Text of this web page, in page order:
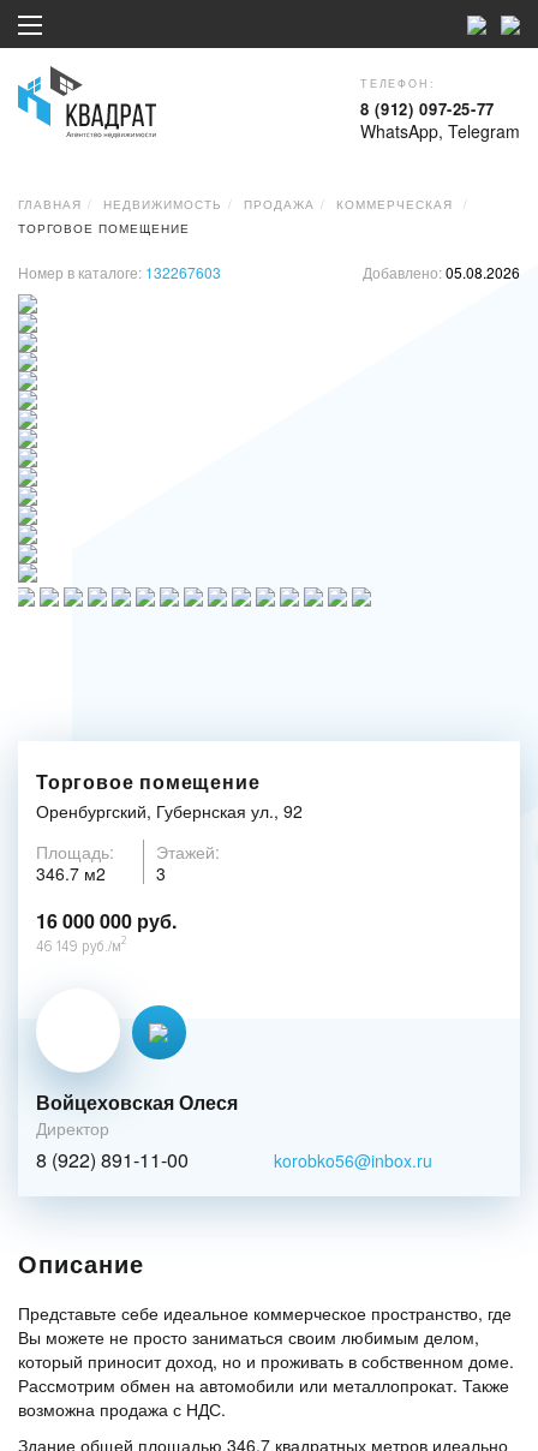
ТЕЛЕФОН:
8 (912) 097-25-77
WhatsApp, Telegram
ГЛАВНАЯ НЕДВИЖИМОСТЬ ПРОДАЖА
КОММЕРЧЕСКАЯ
ТОРГОВОЕ ПОМЕЩЕНИЕ
Номер в каталоге: 132267603 Добавлено:05.08.2026
Торговое помещение
Оренбургский, Губернская ул., 92
Площадь:
346.7 м2
Этажей:
3
16 000 000 руб.
46 149 руб./м2
Войцеховская Олеся
Директор
8 (922) 891-11-00 korobko56@inbox.ru
Описание
Представьте себе идеальное коммерческое пространство, где
Вы можете не просто заниматься своим любимым делом,
который приносит доход, но и проживать в собственном доме.
Рассмотрим обмен на автомобили или металлопрокат. Также
возможна продажа с НДС.
Здание общей площадью 346.7 квадратных метров идеально